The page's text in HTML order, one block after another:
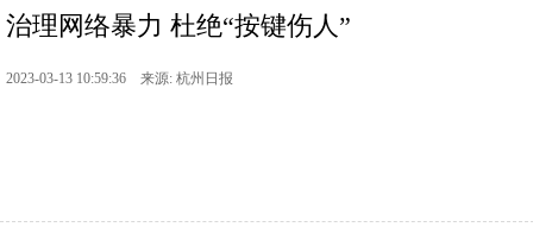
治理网络暴力 杜绝“按键伤人”
2023-03-13 10:59:36 来源: 杭州日报